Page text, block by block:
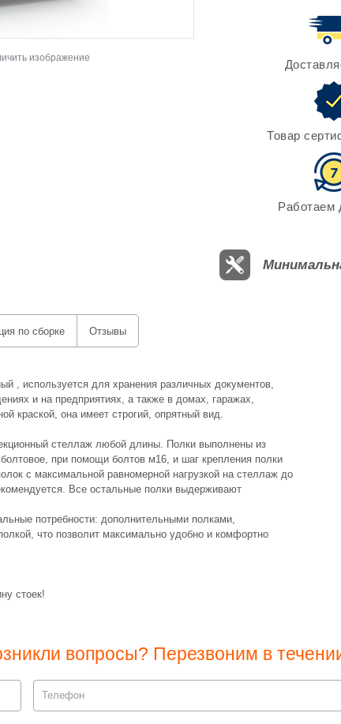
изображение
Товар
Работаем
по сборке Отзывы
, используется для хранения различных документов,
и на предприятиях, а также в домах, гаражах,
краской, она имеет строгий, опрятный вид.
стеллаж любой длины. Полки выполнены из
при помощи болтов м16, и шаг крепления полки
с максимальной равномерной нагрузкой на стеллаж до
Все остальные полки выдерживают
потребности: дополнительными полками,
что позволит максимально удобно и комфортно
стоек!
вопросы? Перезвоним в